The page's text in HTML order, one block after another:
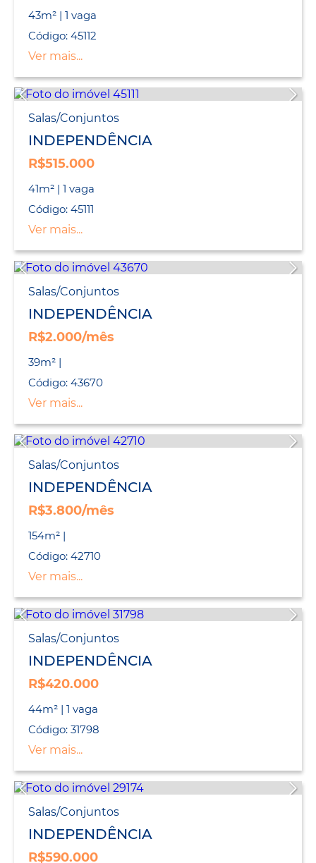
43m² | 1 vaga
Código: 45112
Ver mais...
Salas/Conjuntos
INDEPENDÊNCIA
R$515.000
41m² | 1 vaga
Código: 45111
Ver mais...
Salas/Conjuntos
INDEPENDÊNCIA
R$2.000/mês
39m² |
Código: 43670
Ver mais...
Salas/Conjuntos
INDEPENDÊNCIA
R$3.800/mês
154m² |
Código: 42710
Ver mais...
Salas/Conjuntos
INDEPENDÊNCIA
R$420.000
44m² | 1 vaga
Código: 31798
Ver mais...
Salas/Conjuntos
INDEPENDÊNCIA
R$590.000